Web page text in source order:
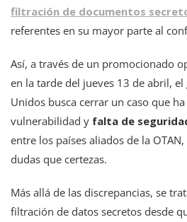
filtración de documentos
referentes en su mayor parte al
Así, a través de un promocionado
en la tarde del jueves 13 de abril,
Unidos busca cerrar un caso que
vulnerabilidad y falta de
entre los países aliados de la
dudas que certezas.
Más allá de las discrepancias, se
filtración de datos secretos desde